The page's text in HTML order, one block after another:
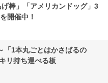
棒」「アメリカンドッグ」3
開催中！
「1本丸ごとはかさばるの
リ持ち運べる板